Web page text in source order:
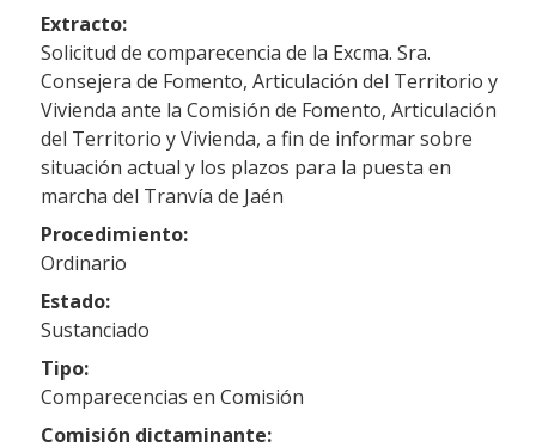
Extracto:
Solicitud de comparecencia de la Excma. Sra.
Consejera de Fomento, Articulación del Territorio y
Vivienda ante la Comisión de Fomento, Articulación
del Territorio y Vivienda, a fin de informar sobre
situación actual y los plazos para la puesta en
marcha del Tranvía de Jaén
Procedimiento:
Ordinario
Estado:
Sustanciado
Tipo:
Comparecencias en Comisión
Comisión dictaminante: